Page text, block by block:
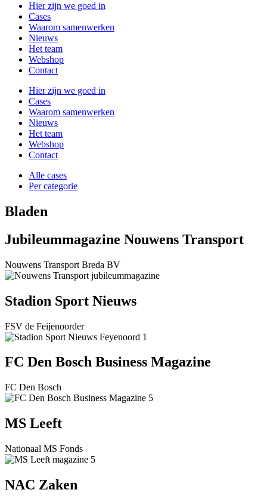
Hier zijn we goed in
Cases
Waarom samenwerken
Nieuws
Het team
Webshop
Contact
Hier zijn we goed in
Cases
Waarom samenwerken
Nieuws
Het team
Webshop
Contact
Alle cases
Per categorie
Bladen
Jubileummagazine Nouwens Transport
Nouwens Transport Breda BV
Stadion Sport Nieuws
FSV de Feijenoorder
FC Den Bosch Business Magazine
FC Den Bosch
MS Leeft
Nationaal MS Fonds
NAC Zaken